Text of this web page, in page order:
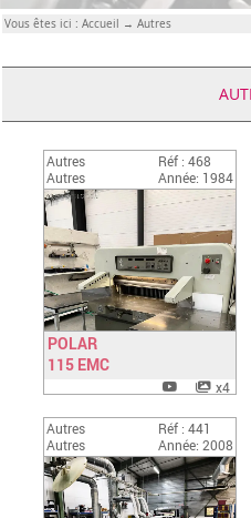
Vous êtes ici :Accueil → Autres
Autres
Autres
Réf : 468
Année: 1984
Have a look
POLAR
115 EMC
x4
Autres
Autres
Réf : 441
Année: 2008